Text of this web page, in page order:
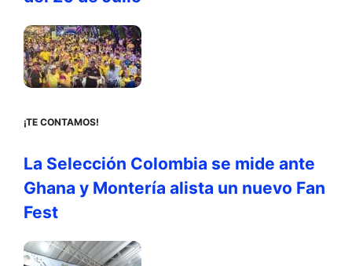
¡TE CONTAMOS!
La Selección Colombia se mide ante
Ghana y Montería alista un nuevo Fan
Fest